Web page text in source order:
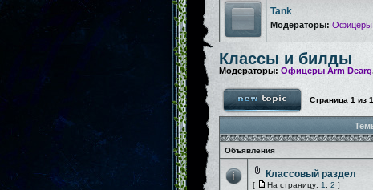
Tank
Модераторы: Офицеры
Классы и билды
Модераторы: Офицеры Arm Dearg
Страница 1 из 1
Объявления
Классовый раздел
[ На страницу: 1 2 ]